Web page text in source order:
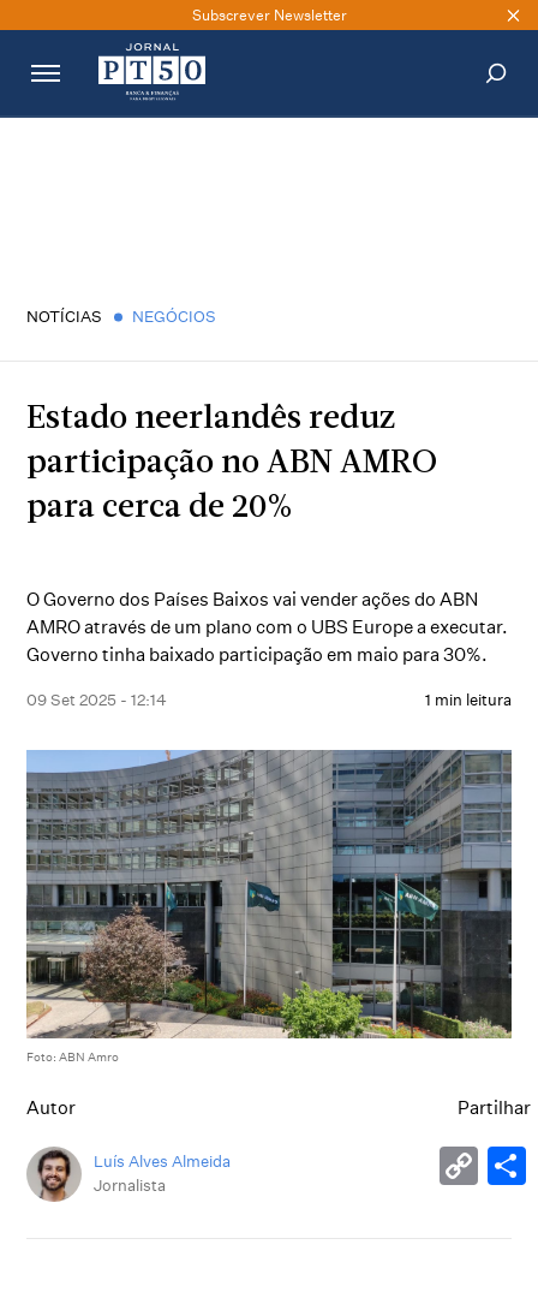
Subscrever Newsletter
NOTÍCIAS NEGÓCIOS
Estado neerlandês reduz
participação no ABN AMRO
para cerca de 20%
O Governo dos Países Baixos vai vender ações do ABN
AMRO através de um plano com o UBS Europe a executar.
Governo tinha baixado participação em maio para 30%.
09 Set 2025 - 12:14 1 min leitura
Foto: ABN Amro
Autor
Luís Alves Almeida
Jornalista
Partilhar